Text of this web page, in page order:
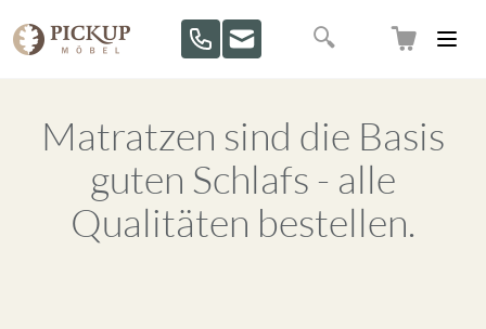
Suche
Matratzen sind die Basis
guten Schlafs - alle
Qualitäten bestellen.